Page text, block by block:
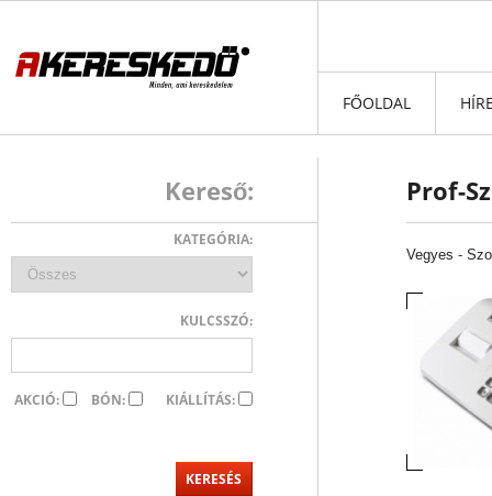
FŐOLDAL
Prof-
Vegyes -
Kereső:
KATEGÓRIA:
KULCSSZÓ:
AKCIÓ: BÓN: KIÁLLÍTÁS: